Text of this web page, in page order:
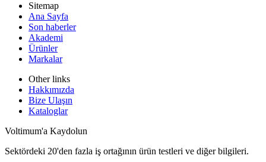
Sitemap
Ana Sayfa
Son haberler
Akademi
Ürünler
Markalar
Other links
Hakkımızda
Bize Ulaşın
Kataloglar
Voltimum'a Kaydolun
Sektördeki 20'den fazla iş ortağının ürün testleri ve diğer bilgileri.